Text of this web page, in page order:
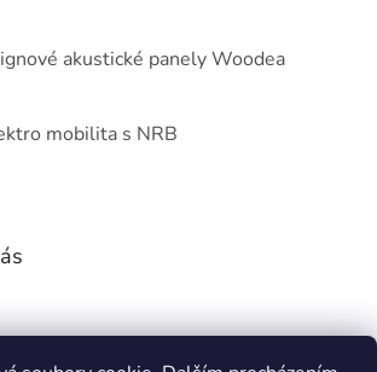
akustické panely Woodea
mobilita s NRB
údajů